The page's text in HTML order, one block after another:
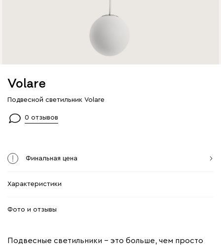
Volare
Подвесной светильник Volare
0 отзывов
Финальная цена
Характеристики
Фото и отзывы
Подвесные светильники – это больше, чем просто